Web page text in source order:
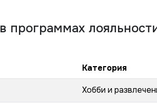
в программах
Категория
Хобби и